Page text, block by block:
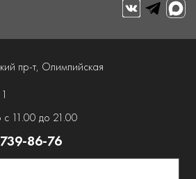
пр-т, Олимпийская
с 11.00 до 21.00
86-76